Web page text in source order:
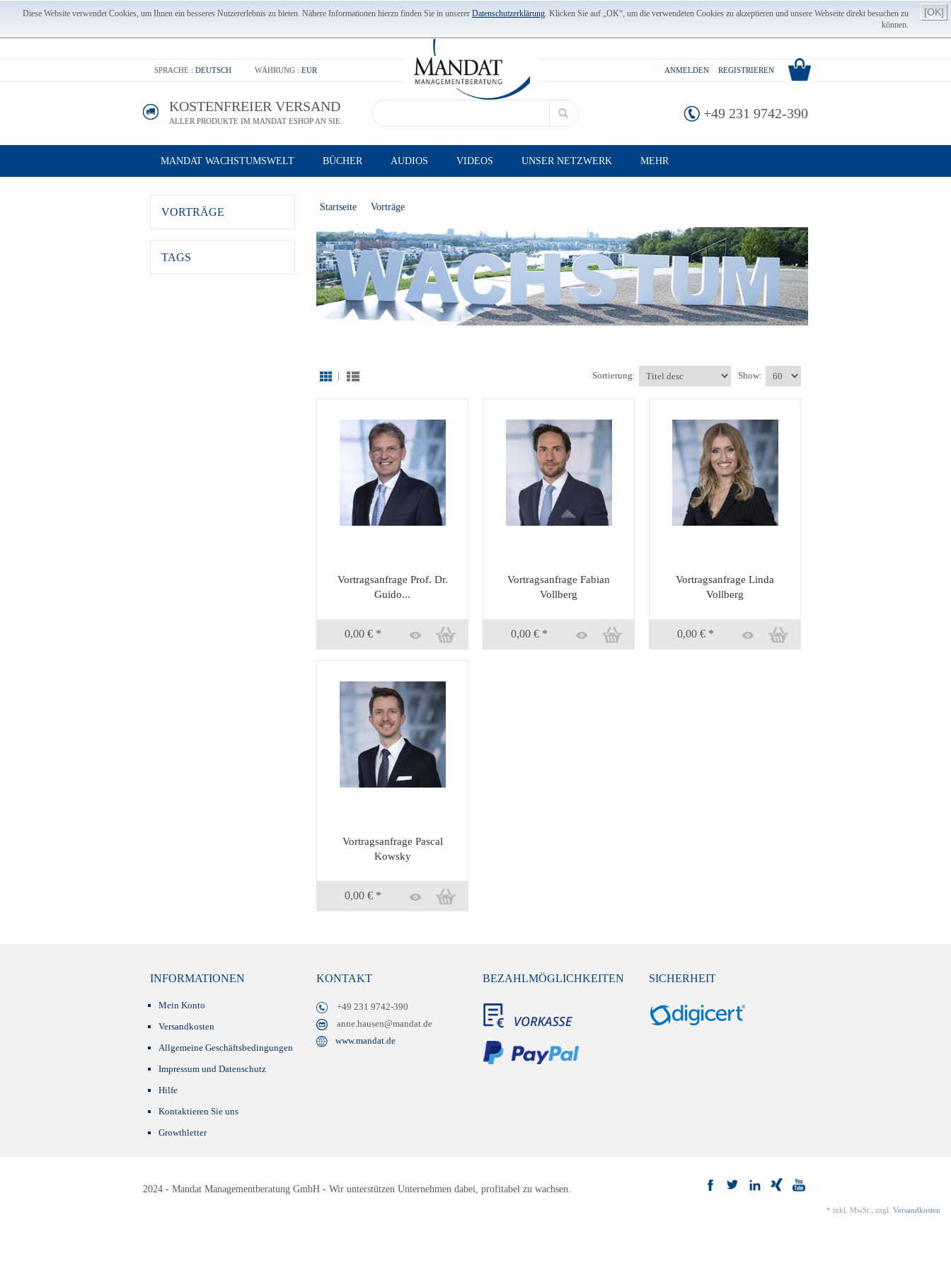
Diese Website verwendet Cookies, um Ihnen ein besseres Nutzererlebnis zu bieten. Nähere Informationen hierzu finden Sie in unserer Datenschutzerklärung. Klicken Sie auf „OK“, um die verwendeten Cookies zu akzeptieren und unsere Webseite direkt besuchen zu
können.
[OK]
SPRACHE : DEUTSCH WÄHRUNG : EUR ANMELDEN REGISTRIEREN
KOSTENFREIER VERSAND
ALLER PRODUKTE IM MANDAT ESHOP AN SIE. +49 231 9742-390
MANDAT WACHSTUMSWELT BÜCHER AUDIOS VIDEOS UNSER NETZWERK MEHR
VORTRÄGE
TAGS
Startseite Vorträge
| Sortierung: Show:
Vortragsanfrage Prof. Dr.
Guido...
0,00 € *
Vortragsanfrage Fabian
Vollberg
0,00 € *
Vortragsanfrage Linda
Vollberg
0,00 € *
Vortragsanfrage Pascal
Kowsky
0,00 € *
INFORMATIONEN
Mein Konto
Versandkosten
Allgemeine Geschäftsbedingungen
Impressum und Datenschutz
Hilfe
Kontaktieren Sie uns
Growthletter
KONTAKT
+49 231 9742-390
anne.hausen@mandat.de
www.mandat.de
BEZAHLMÖGLICHKEITEN SICHERHEIT
2024 - Mandat Managementberatung GmbH - Wir unterstützen Unternehmen dabei, profitabel zu wachsen.
* inkl. MwSt., zzgl. Versandkosten